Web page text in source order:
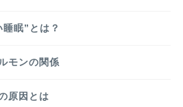
眠”とは？
モンの関係
原因とは